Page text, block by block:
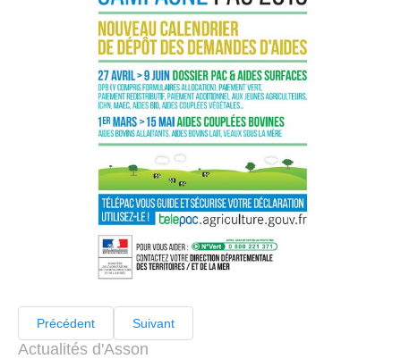
Précédent Suivant
Actualités d'Asson